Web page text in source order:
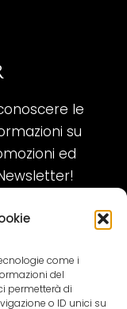
come i
del
permetterà di
o ID unici su
le
su
ed